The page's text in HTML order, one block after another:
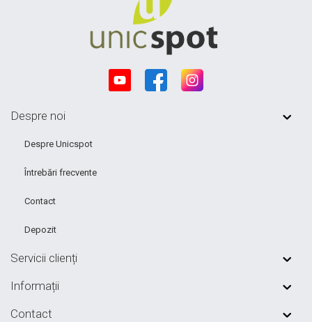
Despre noi
Despre Unicspot
Întrebări frecvente
Contact
Depozit
Servicii clienți
Informații
Contact